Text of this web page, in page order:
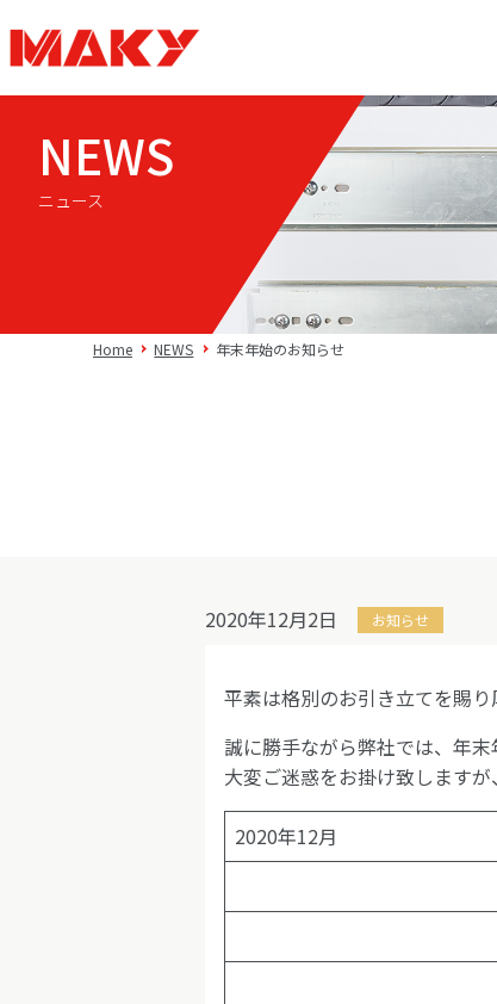
NEWS
ニュース
Home NEWS 年末年始のお知らせ
2020年12月2日 お知らせ
平素は格別のお引き立てを賜り
誠に勝手ながら弊社では、年
大変ご迷惑をお掛け致します
2020年12月